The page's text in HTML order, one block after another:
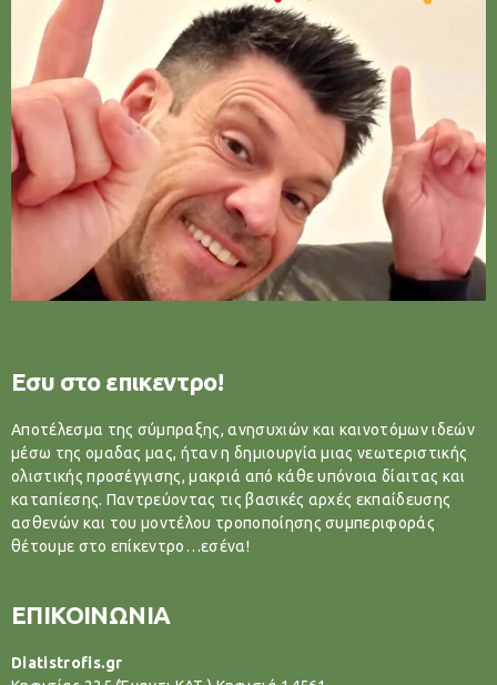
Εσυ στο επικεντρο!
Αποτέλεσμα της σύμπραξης, ανησυχιών και καινοτόμων ιδεών
μέσω της ομαδας μας, ήταν η δημιουργία μιας νεωτεριστικής
ολιστικής προσέγγισης, μακριά από κάθε υπόνοια δίαιτας και
καταπίεσης. Παντρεύοντας τις βασικές αρχές εκπαίδευσης
ασθενών και του μοντέλου τροποποίησης συμπεριφοράς
θέτουμε στο επίκεντρο…εσένα!
ΕΠΙΚΟΙΝΩΝΙΑ
Diatistrofis.gr